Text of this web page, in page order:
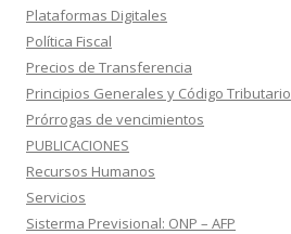
Plataformas Digitales
Política Fiscal
Precios de Transferencia
Principios Generales y Código Tributario
Prórrogas de vencimientos
PUBLICACIONES
Recursos Humanos
Servicios
Sisterma Previsional: ONP – AFP